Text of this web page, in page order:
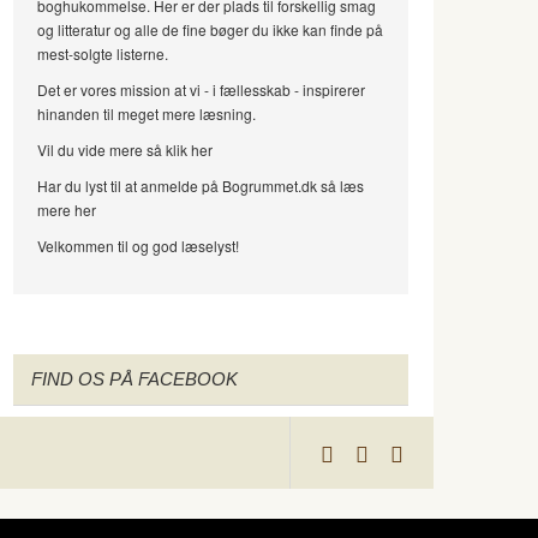
boghukommelse. Her er der plads til forskellig smag
og litteratur og alle de fine bøger du ikke kan finde på
mest-solgte listerne.
Det er vores mission at vi - i fællesskab - inspirerer
hinanden til meget mere læsning.
Vil du vide mere så klik her
Har du lyst til at anmelde på Bogrummet.dk så læs
mere her
Velkommen til og god læselyst!
FIND OS PÅ FACEBOOK